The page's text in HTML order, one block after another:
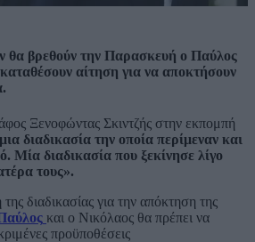
θα βρεθούν την Παρασκευή ο Παύλος
αίτηση για να αποκτήσουν
Ξενοφώντας Σκιντζής στην εκπομπή
μια διαδικασία την οποία περίμεναν και
Μία διαδικασία που ξεκίνησε λίγο
τους».
διαδικασίας για την απόκτηση της
και ο Νικόλαος θα πρέπει να
προϋποθέσεις